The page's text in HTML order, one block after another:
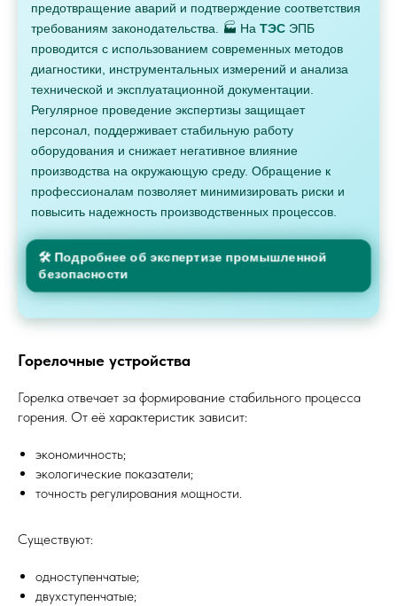
предотвращение аварий и подтверждение соответствия
требованиям законодательства. 🏭 На ТЭС ЭПБ
проводится с использованием современных методов
диагностики, инструментальных измерений и анализа
технической и эксплуатационной документации.
Регулярное проведение экспертизы защищает
персонал, поддерживает стабильную работу
оборудования и снижает негативное влияние
производства на окружающую среду. Обращение к
профессионалам позволяет минимизировать риски и
повысить надежность производственных процессов.
🛠 Подробнее об экспертизе промышленной
безопасности
Горелочные устройства
Горелка отвечает за формирование стабильного процесса
горения. От её характеристик зависит:
экономичность;
экологические показатели;
точность регулирования мощности.
Существуют:
одноступенчатые;
двухступенчатые;